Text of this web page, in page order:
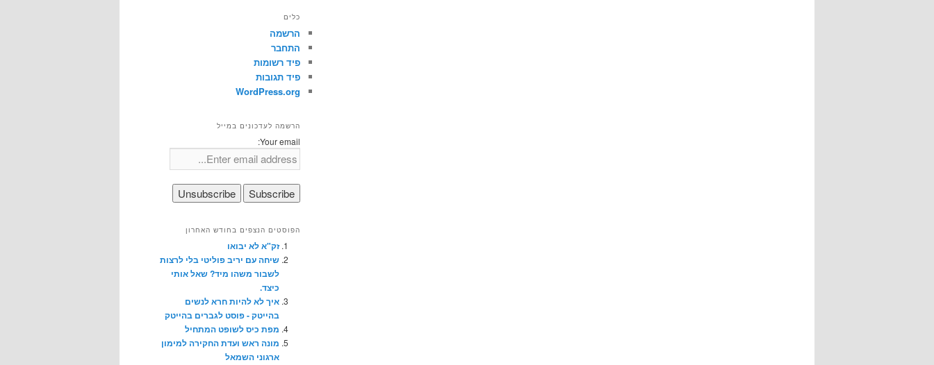
כלים
הרשמה
התחבר
פיד רשומות
פיד תגובות
WordPress.org
הרשמה לעדכונים במייל
Your email:
הפוסטים הנצפים בחודש האחרון
זק"א לא יבואו
שיחה עם יריב פוליטי בלי לרצות
לשבור משהו מיד? שאל אותי
כיצד.
איך לא להיות חרא לנשים
בהייטק - פוסט לגברים בהייטק
מפת כיס לשופט המתחיל
מונה ראש ועדת החקירה למימון
ארגוני השמאל